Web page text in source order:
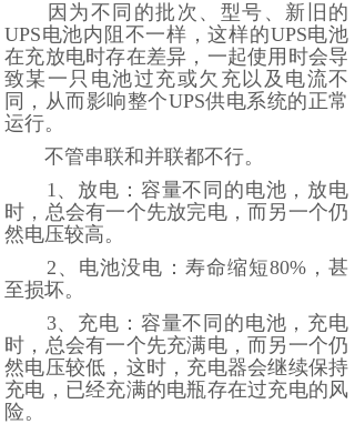
因为不同的批次、型号、新旧的
UPS电池内阻不一样，这样的UPS电池
在充放电时存在差异，一起使用时会导
致某一只电池过充或欠充以及电流不
同，从而影响整个UPS供电系统的正常
运行。
不管串联和并联都不行。
1、放电：容量不同的电池，放电
时，总会有一个先放完电，而另一个仍
然电压较高。
2、电池没电：寿命缩短80%，甚
至损坏。
3、充电：容量不同的电池，充电
时，总会有一个先充满电，而另一个仍
然电压较低，这时，充电器会继续保持
充电，已经充满的电瓶存在过充电的风
险。